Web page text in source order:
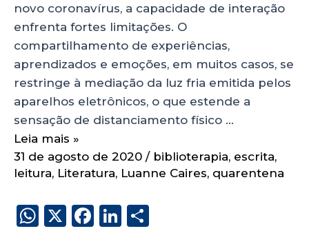
novo coronavírus, a capacidade de interação
enfrenta fortes limitações. O
compartilhamento de experiências,
aprendizados e emoções, em muitos casos, se
restringe à mediação da luz fria emitida pelos
aparelhos eletrônicos, o que estende a
sensação de distanciamento físico …
Leia mais »
31 de agosto de 2020 / biblioterapia, escrita,
leitura, Literatura, Luanne Caires, quarentena
W X
F
Li